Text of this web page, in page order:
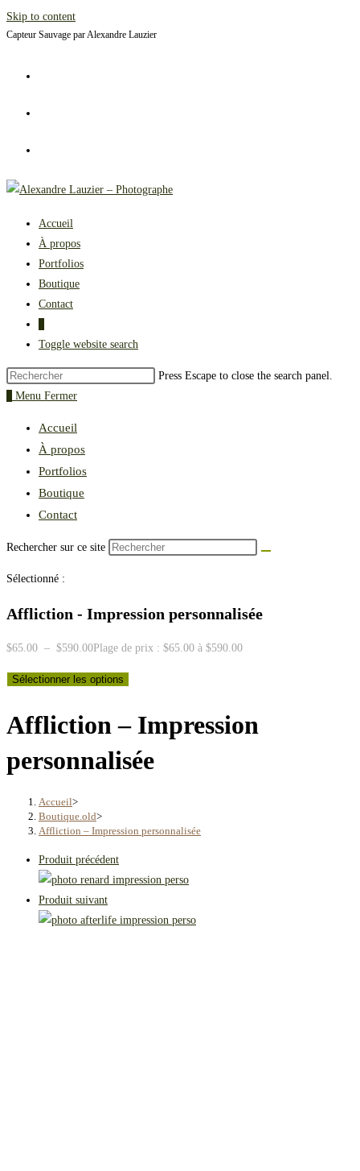
Skip to content
Capteur Sauvage par Alexandre Lauzier
Accueil
À propos
Portfolios
Boutique
Contact
Toggle website search
Press Escape to close the search panel.
Menu Fermer
Accueil
À propos
Portfolios
Boutique
Contact
Rechercher sur ce site
Sélectionné :
Affliction - Impression personnalisée
$65.00 – $590.00Plage de prix : $65.00 à $590.00
Sélectionner les options
Affliction – Impression
personnalisée
Accueil>
Boutique.old>
Affliction – Impression personnalisée
Produit précédent
Produit suivant